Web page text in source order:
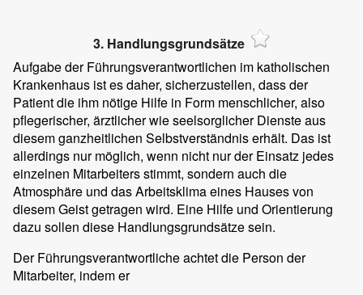
3. Handlungsgrundsätze
Aufgabe der Führungsverantwortlichen im katholischen
Krankenhaus ist es daher, sicherzustellen, dass der
Patient die ihm nötige Hilfe in Form menschlicher, also
pflegerischer, ärztlicher wie seelsorglicher Dienste aus
diesem ganzheitlichen Selbstverständnis erhält. Das ist
allerdings nur möglich, wenn nicht nur der Einsatz jedes
einzelnen Mitarbeiters stimmt, sondern auch die
Atmosphäre und das Arbeitsklima eines Hauses von
diesem Geist getragen wird. Eine Hilfe und Orientierung
dazu sollen diese Handlungsgrundsätze sein.
Der Führungsverantwortliche achtet die Person der
Mitarbeiter, indem er